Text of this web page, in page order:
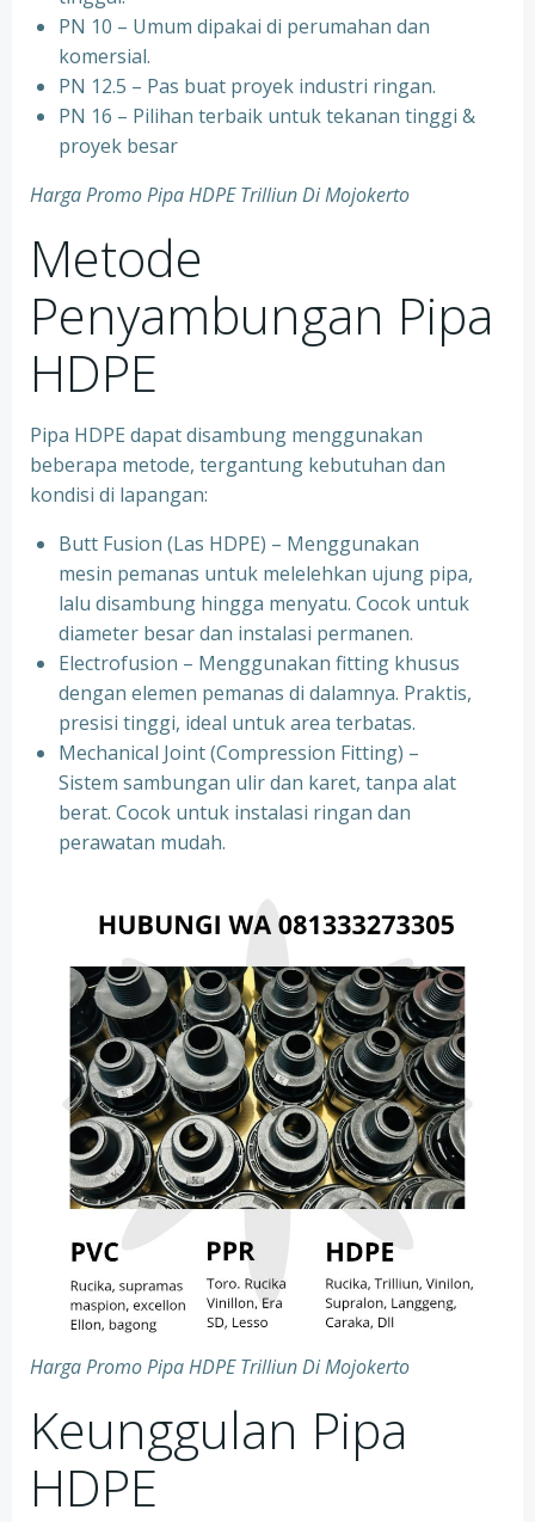
PN 10 – Umum dipakai di perumahan dan
komersial.
PN 12.5 – Pas buat proyek industri ringan.
PN 16 – Pilihan terbaik untuk tekanan tinggi &
proyek besar
Harga Promo Pipa HDPE Trilliun Di Mojokerto
Metode
Penyambungan Pipa
HDPE
Pipa HDPE dapat disambung menggunakan
beberapa metode, tergantung kebutuhan dan
kondisi di lapangan:
Butt Fusion (Las HDPE) – Menggunakan
mesin pemanas untuk melelehkan ujung pipa,
lalu disambung hingga menyatu. Cocok untuk
diameter besar dan instalasi permanen.
Electrofusion – Menggunakan fitting khusus
dengan elemen pemanas di dalamnya. Praktis,
presisi tinggi, ideal untuk area terbatas.
Mechanical Joint (Compression Fitting) –
Sistem sambungan ulir dan karet, tanpa alat
berat. Cocok untuk instalasi ringan dan
perawatan mudah.
Harga Promo Pipa HDPE Trilliun Di Mojokerto
Keunggulan Pipa
HDPE